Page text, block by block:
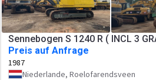
Sennebogen S 1240 R ( INCL 3
Preis auf Anfrage
1987
Niederlande, Roelofarendsveen